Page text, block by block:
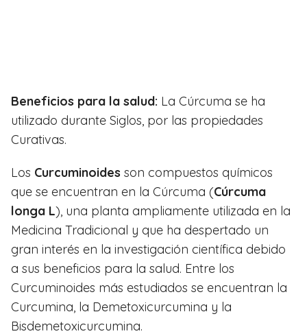
Beneficios para la salud: La Cúrcuma se ha
utilizado durante Siglos, por las propiedades
Curativas.
Los Curcuminoides son compuestos químicos
que se encuentran en la Cúrcuma (Cúrcuma
longa L), una planta ampliamente utilizada en la
Medicina Tradicional y que ha despertado un
gran interés en la investigación científica debido
a sus beneficios para la salud. Entre los
Curcuminoides más estudiados se encuentran la
Curcumina, la Demetoxicurcumina y la
Bisdemetoxicurcumina.